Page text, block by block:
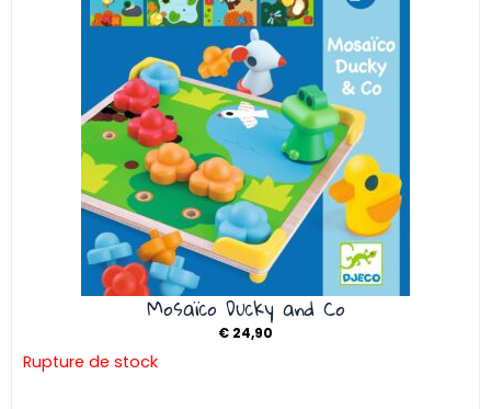
Mosaïco Ducky and Co
€ 24,90
Rupture de stock